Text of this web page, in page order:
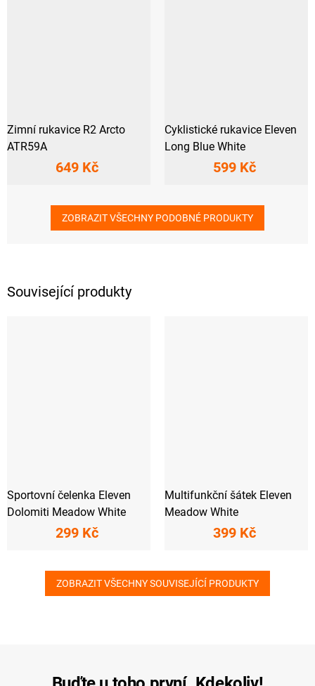
Související produkty
Sportovní čelenka Eleven
Dolomiti Meadow White
299 Kč
Multifunkční šátek Eleven
Meadow White
399 Kč
ZOBRAZIT VŠECHNY SOUVISEJÍCÍ PRODUKTY
Zimní rukavice R2 Arcto
ATR59A
649 Kč
Cyklistické rukavice Eleven
Long Blue White
599 Kč
ZOBRAZIT VŠECHNY PODOBNÉ PRODUKTY